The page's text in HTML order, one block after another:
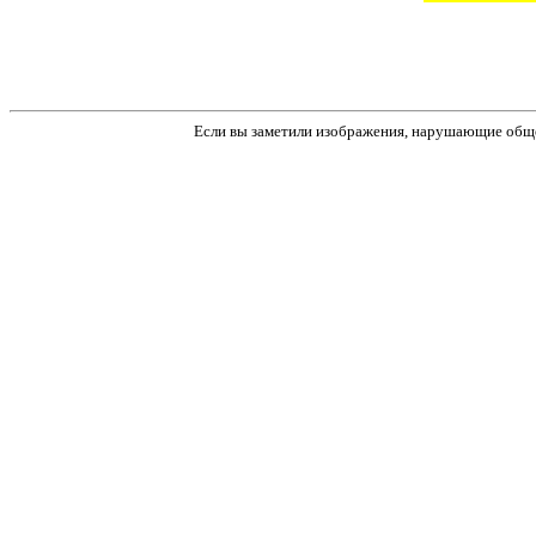
Если вы заметили изображения, нарушающие